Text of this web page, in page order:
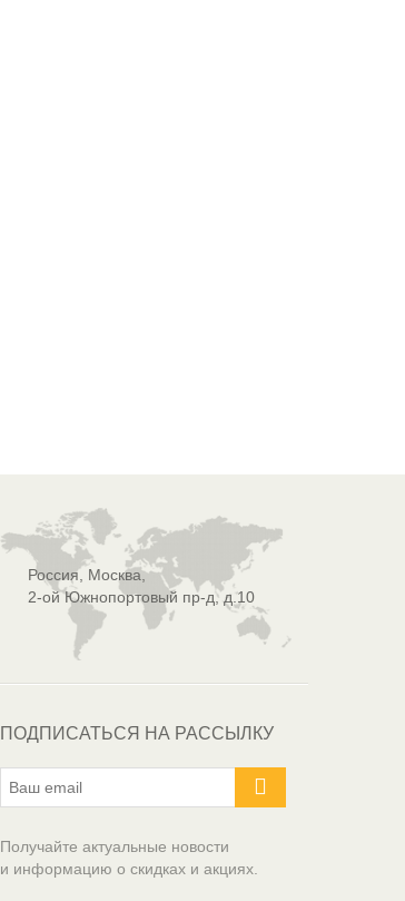
Россия, Москва,
2-ой Южнопортовый пр-д, д.10
ПОДПИСАТЬСЯ НА РАССЫЛКУ
Получайте актуальные новости
и информацию о скидках и акциях.